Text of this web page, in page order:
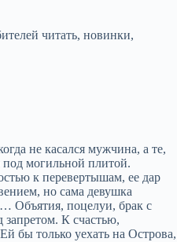
читать, новинки,
не касался мужчина, а те,
под могильной плитой.
к перевертышам, ее дар
но сама девушка
Объятия, поцелуи, брак с
К счастью,
бы только уехать на Острова,